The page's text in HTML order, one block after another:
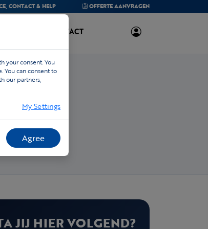
CONTACT & HELP OFFERTEAANVRAGEN
CONTACT
JIJ HIER VOLGEND?
your consent. You
You can consent to
our partners,
My Settings
Agree